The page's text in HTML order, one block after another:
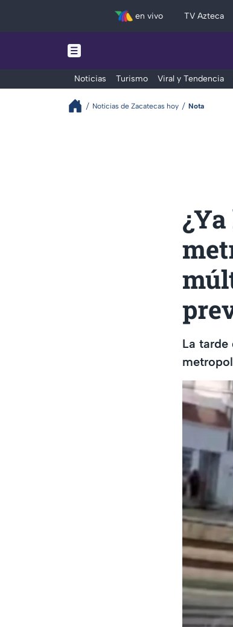
en vivo TV Azteca
Noticias Turismo Viral y Tendencia
Noticias de Zacatecas hoy Nota
La tarde